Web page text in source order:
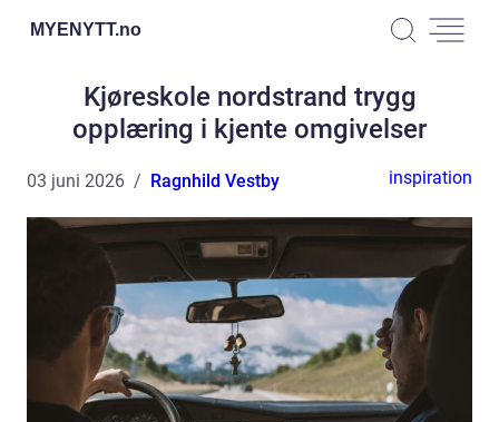
MYENYTT.no
Kjøreskole nordstrand trygg
opplæring i kjente omgivelser
03 juni 2026 Ragnhild Vestby inspiration